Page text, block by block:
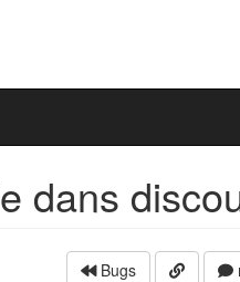
dans
Bugs